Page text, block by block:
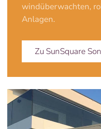
windüberwachten,
Anlagen.
Zu SunSquare